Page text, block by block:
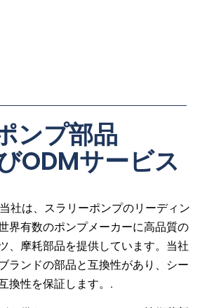
ンプ部品
ODMサービス
社は、スラリーポンプのリーディン
界有数のポンプメーカーに高品質の
、摩耗部品を提供しています。当社
ランドの部品と互換性があり、シー
換性を保証します。.